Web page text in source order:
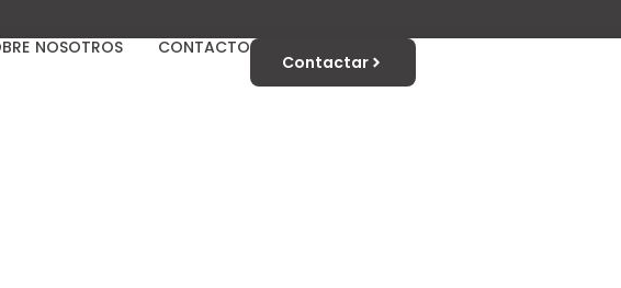
NOSOTROS CONTACTO
Contactar